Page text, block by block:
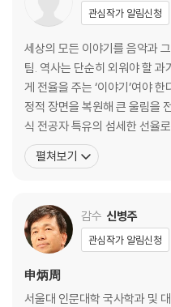
[스토리 요약] 전세를 뒤바꾼 이
13척 vs 133척 │ 명량 해전
[스토리 요약] 역사상 가장 극적
내 죽음을 알리지 마라 │ 노량 해전
[스토리 요약] 장군의 마지막 전투
전장에서 써내려 간 7년의 기록 │
[스토리 요약] 인간 이순신을 만나다
오랑캐를 형이라 부르다 │ 정묘호란
[스토리 요약] 명과 후금 사이 흔들
관심작가 알림신청
세상의 모든 이야기를 음악과
팀. 역사는 단순히 외워야 할
게 전율을 주는 ‘이야기’여야
정적 장면을 복원해 큰 울림을 전하고 있다. 음악
식 전공자 특유의 섬세한 선율
의 멜로디를 따라가다 보면 복
인 전쟁사는 한 편의 영화처럼
고 위트 있는 이미지로 단숨에
펼쳐보기
감수 신병주
관심작가 알림신청
申炳周
서울대 인문대학 국사학과 및